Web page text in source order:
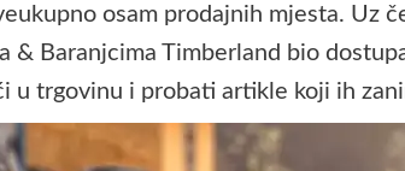
osam prodajnih mjesta. Uz
& Baranjcima Timberland bio
u trgovinu i probati artikle koji ih